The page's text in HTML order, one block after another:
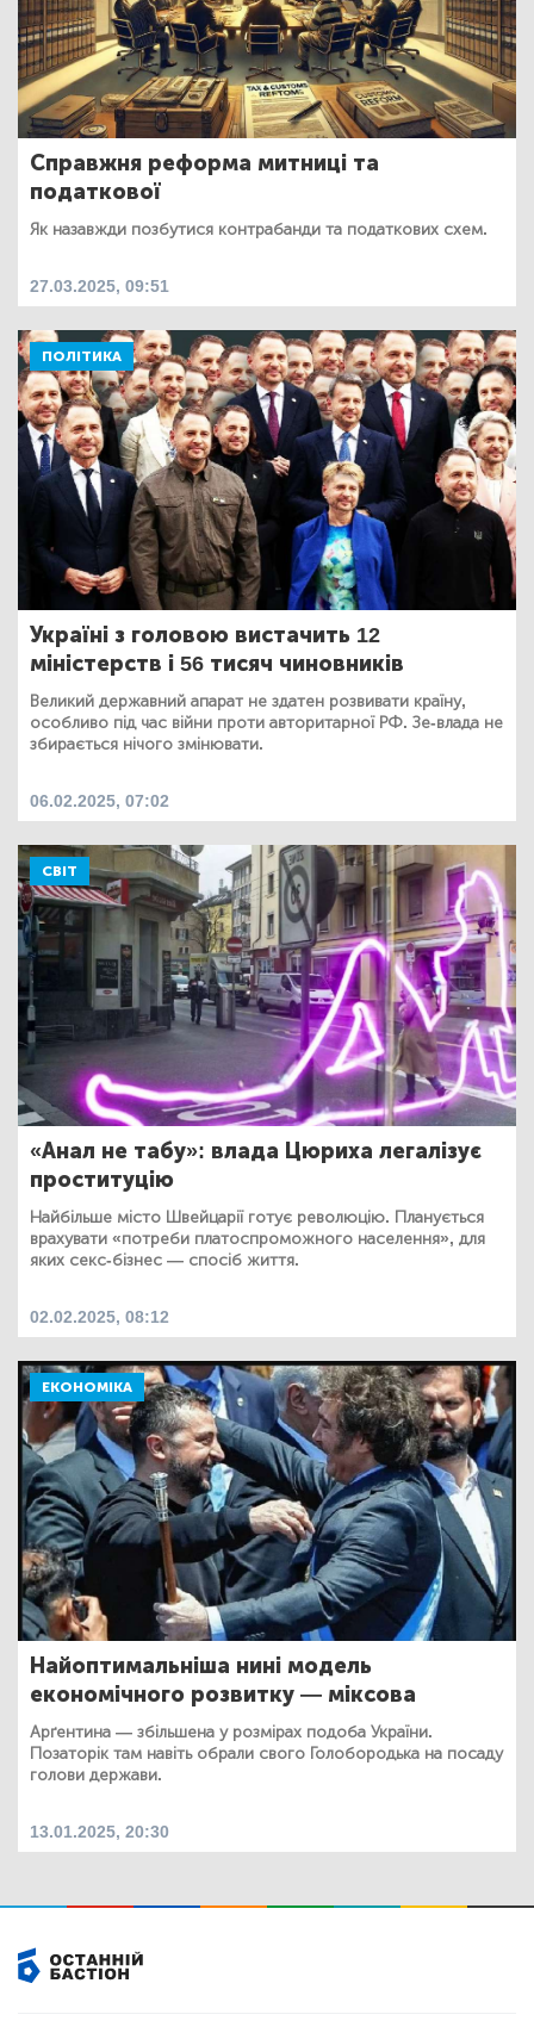
Справжня реформа митниці та
податкової
Як назавжди позбутися контрабанди та податкових схем.
27.03.2025, 09:51
ПОЛІТИКА
Україні з головою вистачить 12
міністерств і 56 тисяч чиновників
Великий державний апарат не здатен розвивати країну,
особливо під час війни проти авторитарної РФ. Зе-влада не
збирається нічого змінювати.
06.02.2025, 07:02
СВІТ
«Анал не табу»: влада Цюриха легалізує
проституцію
Найбільше місто Швейцарії готує революцію. Планується
врахувати «потреби платоспроможного населення», для
яких секс-бізнес — спосіб життя.
02.02.2025, 08:12
ЕКОНОМІКА
Найоптимальніша нині модель
економічного розвитку — міксова
Арґентина — збільшена у розмірах подоба України.
Позаторік там навіть обрали свого Голобородька на посаду
голови держави.
13.01.2025, 20:30